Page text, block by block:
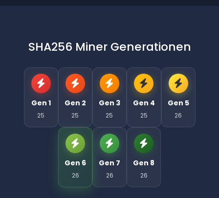
SHA256 Miner Generationen
Gen 1
25
Gen 2
25
Gen 3
25
Gen 4
25
Gen 5
26
Gen 6
26
Gen 7
26
Gen 8
26